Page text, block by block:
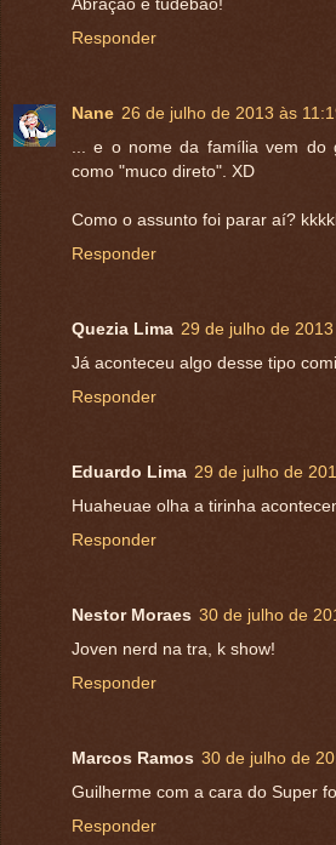
Responder
Nane 26 de julho de 2013 às
... e o nome da família vem do
como "muco direto". XD
Como o assunto foi parar aí?
Responder
Quezia Lima 29 de julho de
Já aconteceu algo desse tipo
Responder
Eduardo Lima 29 de julho de
Huaheuae olha a tirinha
Responder
Nestor Moraes 30 de julho de
Joven nerd na tra, k show!
Responder
Marcos Ramos 30 de julho de
Guilherme com a cara do Super
Responder